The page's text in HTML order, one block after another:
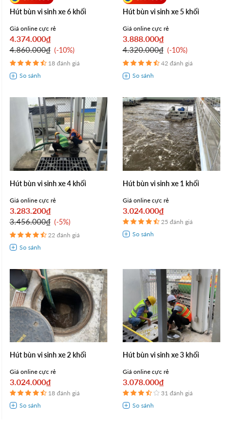
Hút bùn vi sinh xe 6 khối
Giá online cực rẻ
4.374.000₫
4.860.000₫ -10%
18 đánh giá
Hút bùn vi sinh xe 5 khối
Giá online cực rẻ
3.888.000₫
4.320.000₫ -10%
42 đánh giá
Hút bùn vi sinh xe 4 khối
Giá online cực rẻ
3.283.200₫
3.456.000₫ -5%
22 đánh giá
Hút bùn vi sinh xe 1 khối
Giá online cực rẻ
3.024.000₫
25 đánh giá
Hút bùn vi sinh xe 2 khối
Giá online cực rẻ
3.024.000₫
18 đánh giá
Hút bùn vi sinh xe 3 khối
Giá online cực rẻ
3.078.000₫
31 đánh giá